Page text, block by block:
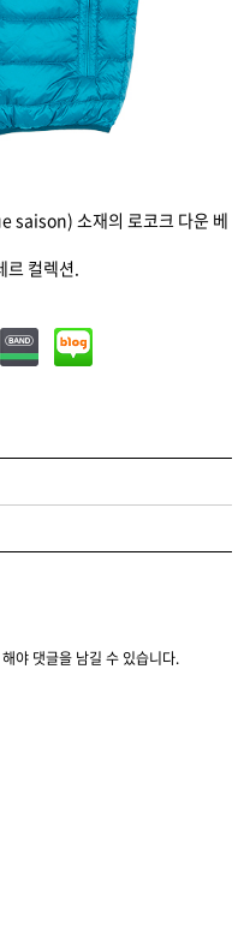
saison) 소재의 로코크 다운 베
컬렉션.
야 댓글을 남길 수 있습니다.